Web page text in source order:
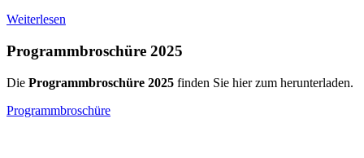
Weiterlesen
Programmbroschüre 2025
Die Programmbroschüre 2025 finden Sie hier zum herunterladen.
Programmbroschüre